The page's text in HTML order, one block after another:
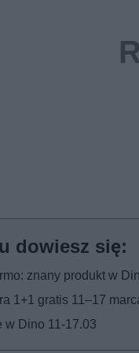
znany produkt w
1+1 gratis 11–17
w Dino 11-17.03